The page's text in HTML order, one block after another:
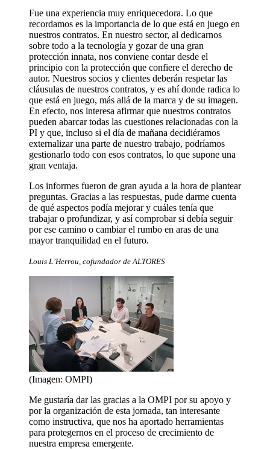
Fue una experiencia muy enriquecedora. Lo que
recordamos es la importancia de lo que está en juego en
nuestros contratos. En nuestro sector, al dedicarnos
sobre todo a la tecnología y gozar de una gran
protección innata, nos conviene contar desde el
principio con la protección que confiere el derecho de
autor. Nuestros socios y clientes deberán respetar las
cláusulas de nuestros contratos, y es ahí donde radica lo
que está en juego, más allá de la marca y de su imagen.
En efecto, nos interesa afirmar que nuestros contratos
pueden abarcar todas las cuestiones relacionadas con la
PI y que, incluso si el día de mañana decidiéramos
externalizar una parte de nuestro trabajo, podríamos
gestionarlo todo con esos contratos, lo que supone una
gran ventaja.
Los informes fueron de gran ayuda a la hora de plantear
preguntas. Gracias a las respuestas, pude darme cuenta
de qué aspectos podía mejorar y cuáles tenía que
trabajar o profundizar, y así comprobar si debía seguir
por ese camino o cambiar el rumbo en aras de una
mayor tranquilidad en el futuro.
Louis L’Herrou, cofundador de ALTORES
(Imagen: OMPI)
Me gustaría dar las gracias a la OMPI por su apoyo y
por la organización de esta jornada, tan interesante
como instructiva, que nos ha aportado herramientas
para protegernos en el proceso de crecimiento de
nuestra empresa emergente.